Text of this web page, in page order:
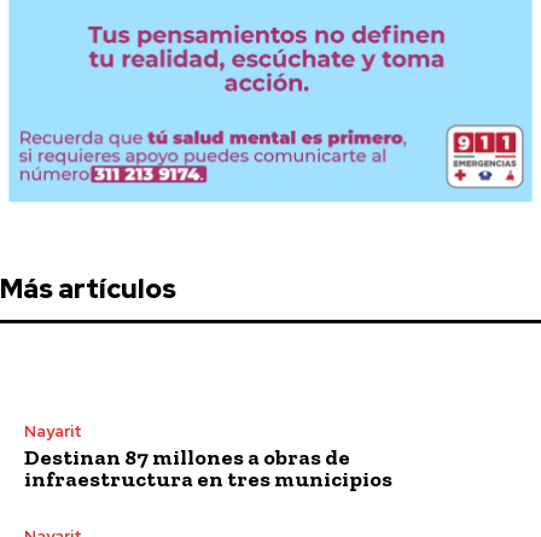
Más artículos
Nayarit
Destinan 87 millones a obras de
infraestructura en tres municipios